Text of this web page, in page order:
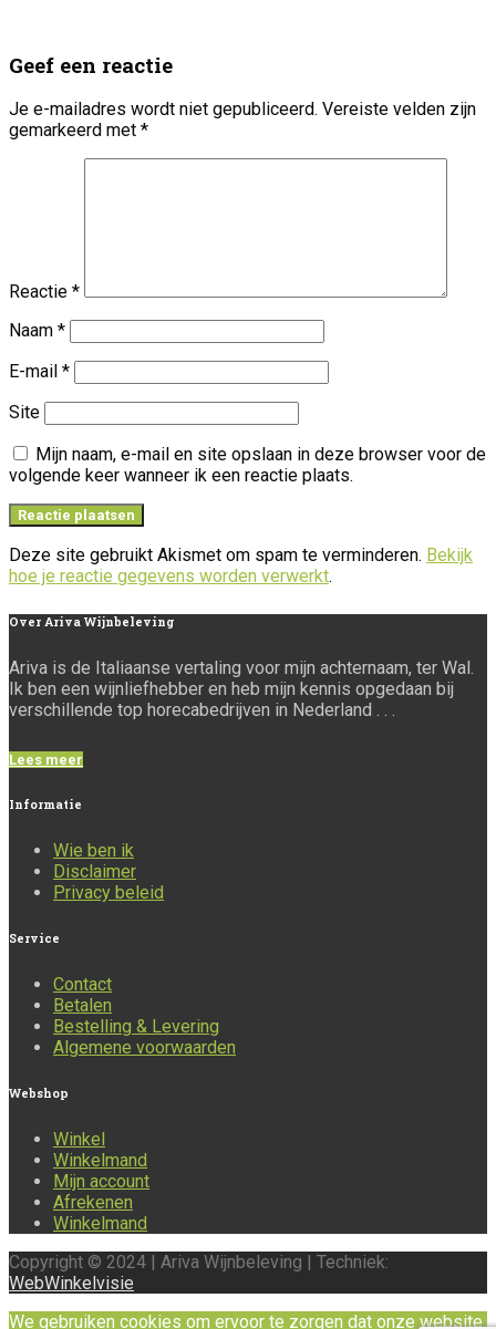
Geef een reactie
Je e-mailadres wordt niet gepubliceerd. Vereiste velden zijn
gemarkeerd met *
Reactie *
Naam *
E-mail *
Site
Mijn naam, e-mail en site opslaan in deze browser voor de
volgende keer wanneer ik een reactie plaats.
Deze site gebruikt Akismet om spam te verminderen. Bekijk
hoe je reactie gegevens worden verwerkt.
Over Ariva Wijnbeleving
Ariva is de Italiaanse vertaling voor mijn achternaam, ter Wal.
Ik ben een wijnliefhebber en heb mijn kennis opgedaan bij
verschillende top horecabedrijven in Nederland . . .
Lees meer
Informatie
Wie ben ik
Disclaimer
Privacy beleid
Service
Contact
Betalen
Bestelling & Levering
Algemene voorwaarden
Webshop
Winkel
Winkelmand
Mijn account
Afrekenen
Winkelmand
Copyright © 2024 | Ariva Wijnbeleving | Techniek:
WebWinkelvisie
We gebruiken cookies om ervoor te zorgen dat onze website